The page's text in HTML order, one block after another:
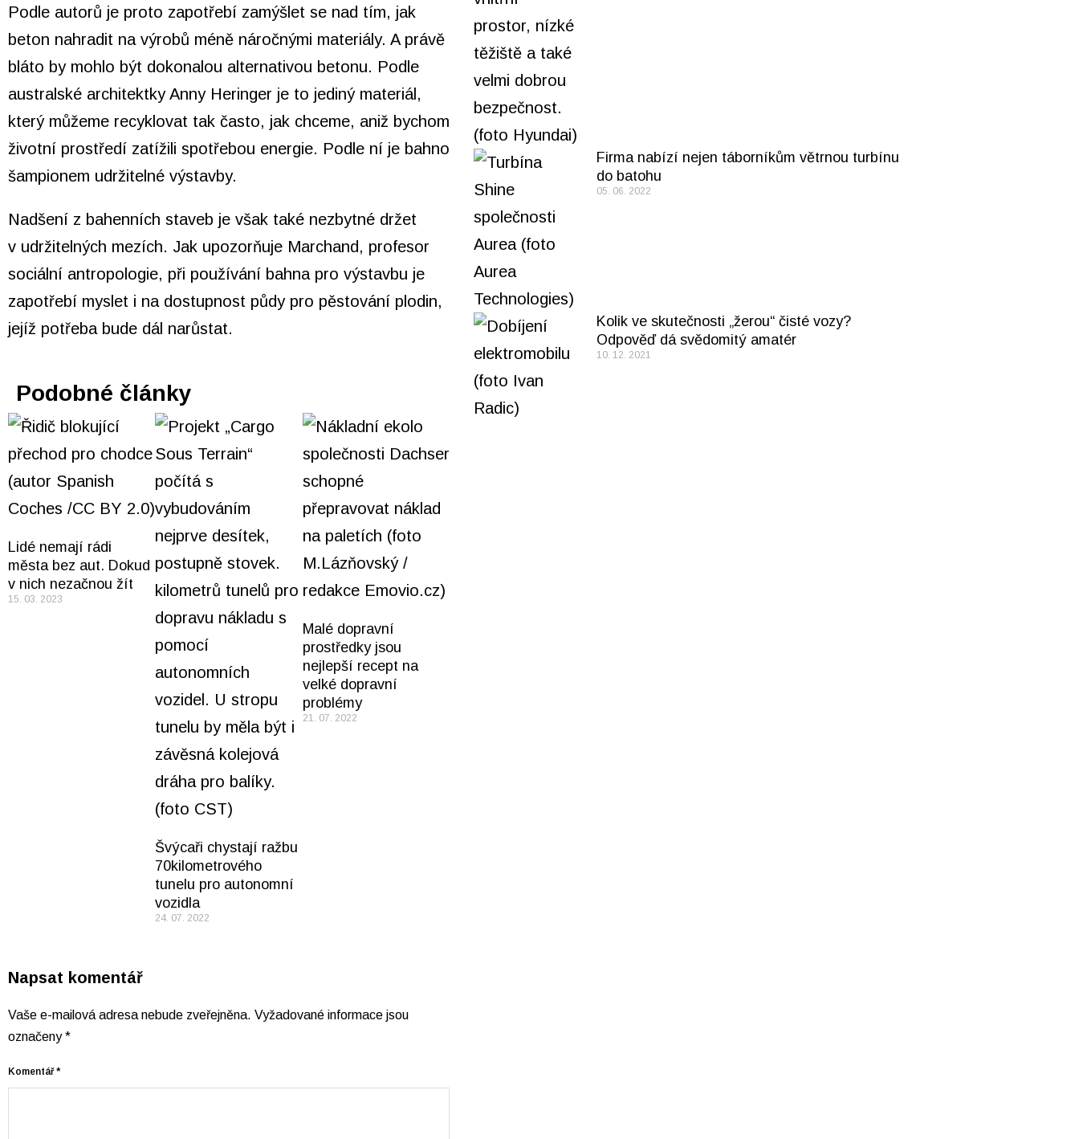
Podle autorů je proto zapotřebí zamýšlet se nad tím, jak
beton nahradit na výrobů méně náročnými materiály. A právě
bláto by mohlo být dokonalou alternativou betonu. Podle
australské architektky Anny Heringer je to jediný materiál,
který můžeme recyklovat tak často, jak chceme, aniž bychom
životní prostředí zatížili spotřebou energie. Podle ní je bahno
šampionem udržitelné výstavby.
Nadšení z bahenních staveb je však také nezbytné držet
v udržitelných mezích. Jak upozorňuje Marchand, profesor
sociální antropologie, při používání bahna pro výstavbu je
zapotřebí myslet i na dostupnost půdy pro pěstování plodin,
jejíž potřeba bude dál narůstat.
Podobné články
Lidé nemají rádi
města bez aut. Dokud
v nich nezačnou žít
15. 03. 2023
Švýcaři chystají ražbu
70kilometrového
tunelu pro autonomní
vozidla
24. 07. 2022
Malé dopravní
prostředky jsou
nejlepší recept na
velké dopravní
problémy
21. 07. 2022
Napsat komentář
Vaše e-mailová adresa nebude zveřejněna. Vyžadované informace jsou
označeny*
Komentář*
Firma nabízí nejen táborníkům větrnou turbínu
do batohu
05. 06. 2022
Kolik ve skutečnosti „žerou“ čisté vozy?
Odpověď dá svědomitý amatér
10. 12. 2021